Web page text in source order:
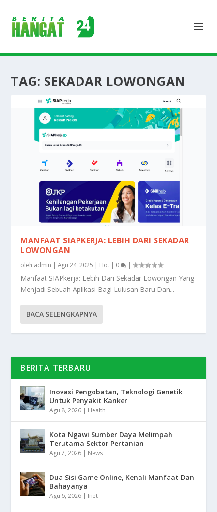
TAG: SEKADAR LOWONGAN
MANFAAT SIAPKERJA: LEBIH DARI SEKADAR
LOWONGAN
oleh admin |Agu 24, 2025 | Hot | 0 |
Manfaat SIAPkerja: Lebih Dari Sekadar Lowongan Yang
Menjadi Sebuah Aplikasi Bagi Lulusan Baru Dan...
BACA SELENGKAPNYA
BERITA TERBARU
Inovasi Pengobatan, Teknologi Genetik
Untuk Penyakit Kanker
Agu 8, 2026 | Health
Kota Ngawi Sumber Daya Melimpah
Terutama Sektor Pertanian
Agu 7, 2026 | News
Dua Sisi Game Online, Kenali Manfaat Dan
Bahayanya
Agu 6, 2026 | Inet